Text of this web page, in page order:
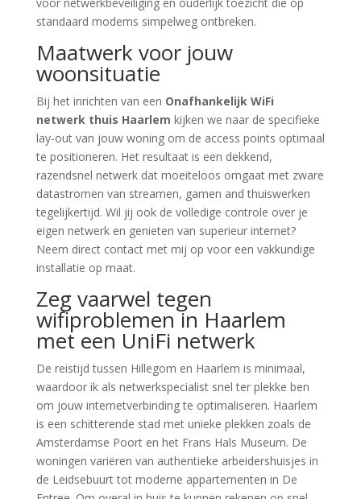
standaard modems simpelweg ontbreken.
Maatwerk voor jouw
woonsituatie
Bij het inrichten van een Onafhankelijk WiFi
netwerk thuis Haarlem kijken we naar de specifieke
lay-out van jouw woning om de access points optimaal
te positioneren. Het resultaat is een dekkend,
razendsnel netwerk dat moeiteloos omgaat met zware
datastromen van streamen, gamen and thuiswerken
tegelijkertijd. Wil jij ook de volledige controle over je
eigen netwerk en genieten van superieur internet?
Neem direct contact met mij op voor een vakkundige
installatie op maat.
Zeg vaarwel tegen
wifiproblemen in Haarlem
met een UniFi netwerk
De reistijd tussen Hillegom en Haarlem is minimaal,
waardoor ik als netwerkspecialist snel ter plekke ben
om jouw internetverbinding te optimaliseren. Haarlem
is een schitterende stad met unieke plekken zoals de
Amsterdamse Poort en het Frans Hals Museum. De
woningen variëren van authentieke arbeidershuisjes in
de Leidsebuurt tot moderne appartementen in De